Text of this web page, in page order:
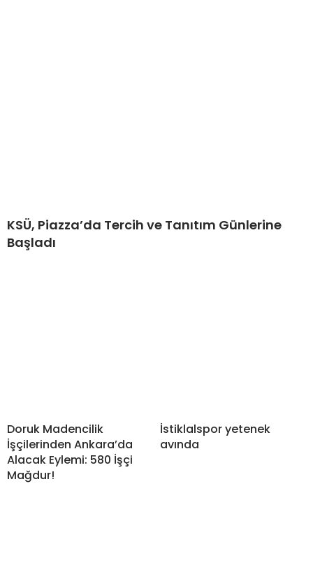
KSÜ, Piazza’da Tercih ve Tanıtım Günlerine
Başladı
Doruk Madencilik
İşçilerinden Ankara’da
Alacak Eylemi: 580 İşçi
Mağdur!
İstiklalspor yetenek
avında